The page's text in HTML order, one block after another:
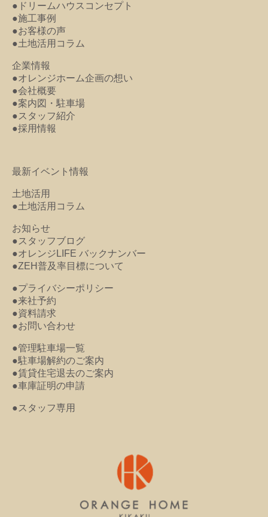
●ドリームハウスコンセプト
●施工事例
●お客様の声
●土地活用コラム
企業情報
●オレンジホーム企画の想い
●会社概要
●案内図・駐車場
●スタッフ紹介
●採用情報
最新イベント情報
土地活用
●土地活用コラム
お知らせ
●スタッフブログ
●オレンジLIFE バックナンバー
●ZEH普及率目標について
●プライバシーポリシー
●来社予約
●資料請求
●お問い合わせ
●管理駐車場一覧
●駐車場解約のご案内
●賃貸住宅退去のご案内
●車庫証明の申請
●スタッフ専用